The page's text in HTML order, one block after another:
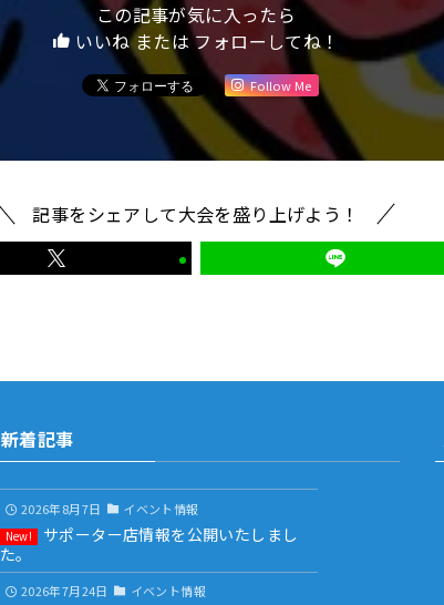
この記事が気に入ったら
いいね または フォローしてね！
Follow Me
記事をシェアして大会を盛り上げよう！
新着記事
2026年8月7日 イベント情報
サポーター店情報を公開いたしまし
た。
2026年7月24日 イベント情報